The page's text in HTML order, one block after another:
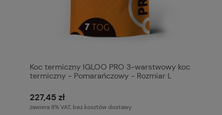
Koc termiczny IGLOO PRO 3-warstwowy koc
termiczny - Pomarańczowy - Rozmiar L
227,45 zł
zawiera 8% VAT, bez kosztów dostawy